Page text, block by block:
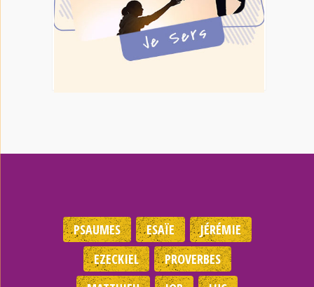
PSAUMES ESAÏE
JÉRÉMIE
EZECKIEL
PROVERBES